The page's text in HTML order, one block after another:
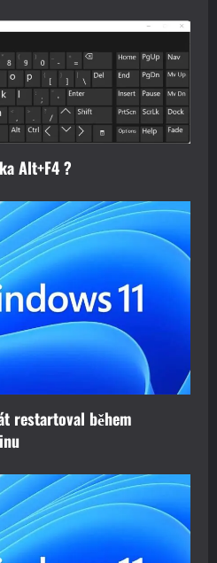
Alt+F4 ?
restartoval během